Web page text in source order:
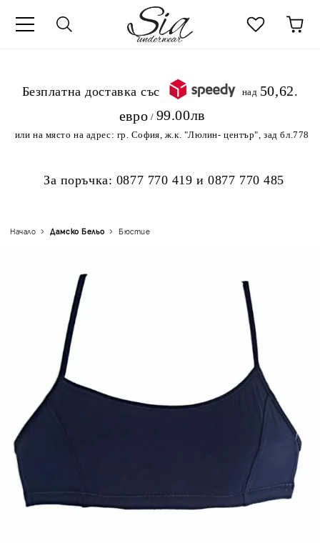
.Безплатна доставка със
над 50,62
евро / 99.00лв
или на място на адрес: гр. София, ж.к. "Люлин- център", зад бл.778
За поръчка: 0877 770 419 и0877 770 485
Начало Дамско Бельо Бюстие